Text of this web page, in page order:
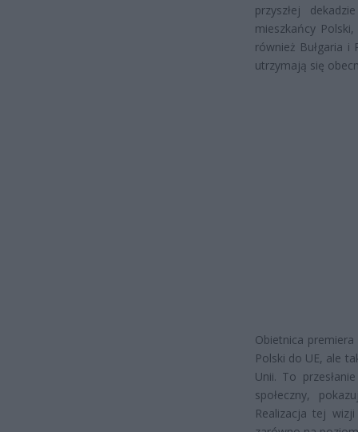
przyszłej
mieszkańcy
również Bułgaria i
utrzymają się
Obietnica
Polski do UE, ale
Unii. To
społeczny,
Realizacja tej